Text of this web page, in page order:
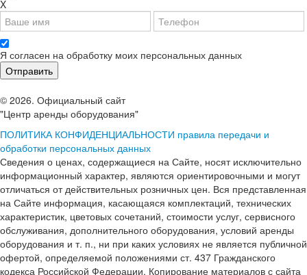
X
Я согласен на обработку моих персональных данных
© 2026. Официальный сайт
"Центр аренды оборудования"
ПОЛИТИКА КОНФИДЕНЦИАЛЬНОСТИ правила передачи и
обработки персональных данных
Сведения о ценах, содержащиеся на Сайте, носят исключительно
информационный характер, являются ориентировочными и могут
отличаться от действительных розничных цен. Вся представленная
на Сайте информация, касающаяся комплектаций, технических
характеристик, цветовых сочетаний, стоимости услуг, сервисного
обслуживания, дополнительного оборудования, условий аренды
оборудования и т. п., ни при каких условиях не является публичной
офертой, определяемой положениями ст. 437 Гражданского
кодекса Российской Федерации. Копирование материалов с сайта